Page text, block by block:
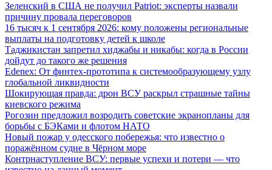
Зеленский в США не получил Patriot: эксперты назвали
причину провала переговоров
16 тысяч к 1 сентября 2026: кому положены региональные
выплаты на подготовку детей к школе
Таджикистан запретил хиджабы и никабы: когда в России
дойдут до такого же решения
Edenex: От финтех-прототипа к системообразующему узлу
глобальной ликвидности
Шокирующая правда: дрон ВСУ раскрыл страшные тайны
киевского режима
Рогозин предложил возродить советские экранопланы для
борьбы с БЭКами и флотом НАТО
Новый пожар у одесского побережья: что известно о
поражённом судне в Чёрном море
Контрнаступление ВСУ: первые успехи и потери — что